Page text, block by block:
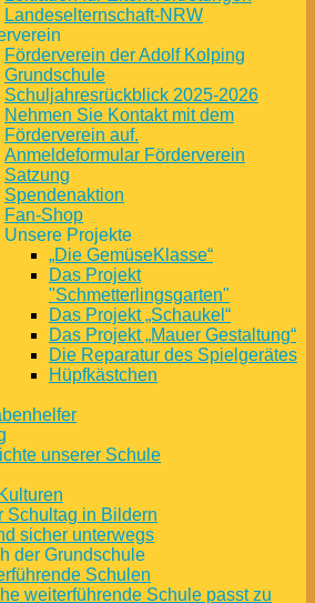
Landeselternschaft-NRW
Förderverein der Adolf Kolping
Grundschule
Schuljahresrückblick 2025-2026
Nehmen Sie Kontakt mit dem
Förderverein auf.
Anmeldeformular Förderverein
Satzung
Spendenaktion
Fan-Shop
Unsere Projekte
„Die GemüseKlasse“
Das Projekt
"Schmetterlingsgarten"
Das Projekt „Schaukel“
Das Projekt „Mauer Gestaltung“
Die Reparatur des Spielgerätes
Hüpfkästchen
unserer Schule
Schultag in Bildern
sicher unterwegs
der Grundschule
Schulen
weiterführende Schule passt zu